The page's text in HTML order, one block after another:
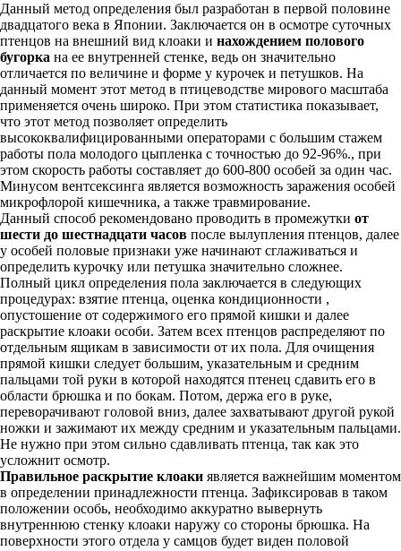
Данный метод определения был разработан в первой половине
двадцатого века в Японии. Заключается он в осмотре суточных
птенцов на внешний вид клоаки и нахождением полового
бугорка на ее внутренней стенке, ведь он значительно
отличается по величине и форме у курочек и петушков. На
данный момент этот метод в птицеводстве мирового масштаба
применяется очень широко. При этом статистика показывает,
что этот метод позволяет определить
высококвалифицированными операторами с большим стажем
работы пола молодого цыпленка с точностью до 92-96%., при
этом скорость работы составляет до 600-800 особей за один час.
Минусом вентсексинга является возможность заражения особей
микрофлорой кишечника, а также травмирование.
Данный способ рекомендовано проводить в промежутки от
шести до шестнадцати часов после вылупления птенцов, далее
у особей половые признаки уже начинают сглаживаться и
определить курочку или петушка значительно сложнее.
Полный цикл определения пола заключается в следующих
процедурах: взятие птенца, оценка кондиционности ,
опустошение от содержимого его прямой кишки и далее
раскрытие клоаки особи. Затем всех птенцов распределяют по
отдельным ящикам в зависимости от их пола. Для очищения
прямой кишки следует большим, указательным и средним
пальцами той руки в которой находятся птенец сдавить его в
области брюшка и по бокам. Потом, держа его в руке,
переворачивают головой вниз, далее захватывают другой рукой
ножки и зажимают их между средним и указательным пальцами.
Не нужно при этом сильно сдавливать птенца, так как это
усложнит осмотр.
Правильное раскрытие клоаки является важнейшим моментом
в определении принадлежности птенца. Зафиксировав в таком
положении особь, необходимо аккуратно вывернуть
внутреннюю стенку клоаки наружу со стороны брюшка. На
поверхности этого отдела у самцов будет виден половой